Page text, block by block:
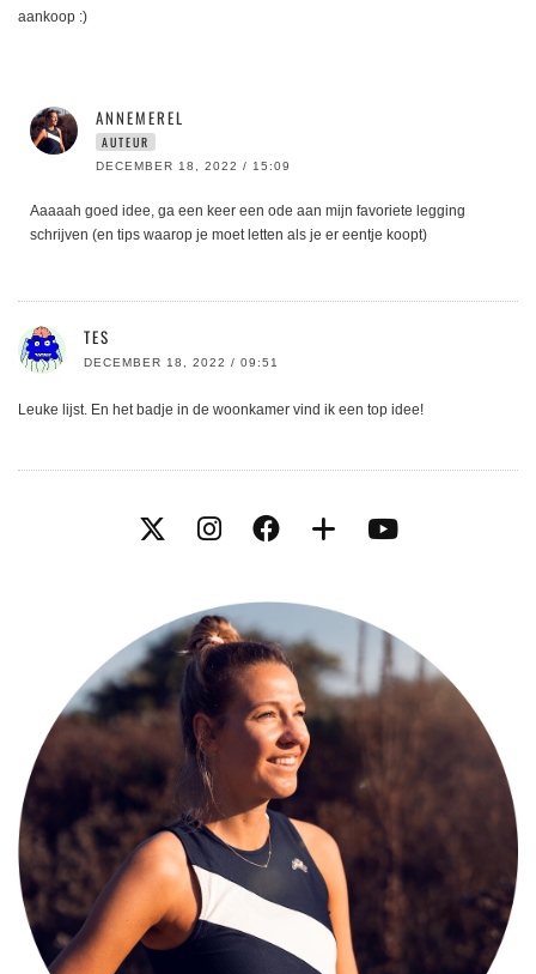
aankoop :)
ANNEMEREL
AUTEUR
DECEMBER 18, 2022 / 15:09
Aaaaah goed idee, ga een keer een ode aan mijn favoriete legging
schrijven (en tips waarop je moet letten als je er eentje koopt)
TES
DECEMBER 18, 2022 / 09:51
Leuke lijst. En het badje in de woonkamer vind ik een top idee!